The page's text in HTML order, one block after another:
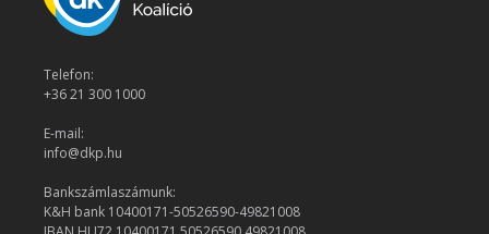
Telefon:
+36 21 300 1000
E-mail:
info@dkp.hu
Bankszámlaszámunk:
K&H bank 10400171-50526590-49821008